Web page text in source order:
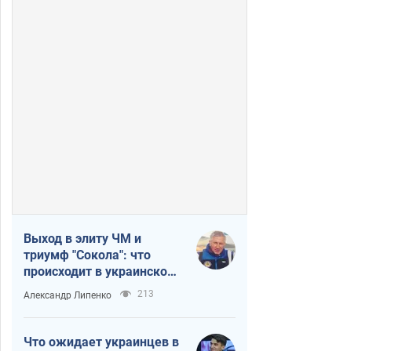
Выход в элиту ЧМ и
триумф "Сокола": что
происходит в украинском
хоккее
Александр Липенко 213
Что ожидает украинцев в